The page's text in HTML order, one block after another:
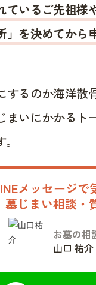
ているご先祖様
」を決めてから
するのか海洋散
まいにかかるト
メッセージで
墓じまい相談・
お墓の相
山口 祐介